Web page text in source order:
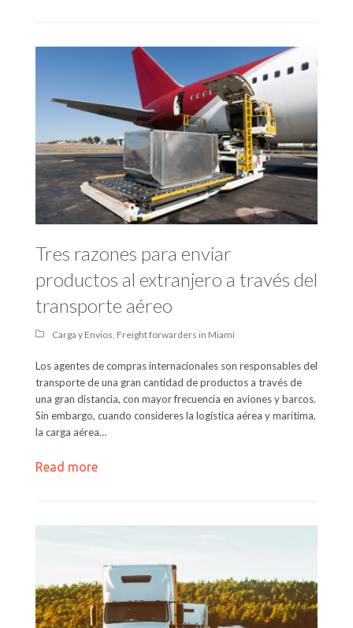
Tres razones para enviar
productos al extranjero a través del
transporte aéreo
Carga y Envios Freight forwarders in Miami
Los agentes de compras internacionales son responsables del
transporte de una gran cantidad de productos a través de
una gran distancia, con mayor frecuencia en aviones y barcos.
Sin embargo, cuando consideres la logística aérea y marítima,
la carga aérea…
Read more